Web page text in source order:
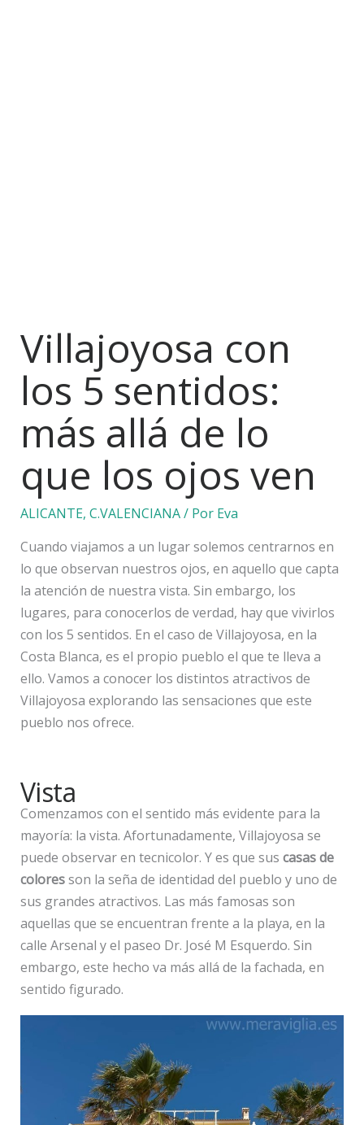
Villajoyosa con
los 5 sentidos:
más allá de lo
que los ojos ven
ALICANTE, C.VALENCIANA/ Por Eva
Cuando viajamos a un lugar solemos centrarnos en
lo que observan nuestros ojos, en aquello que capta
la atención de nuestra vista. Sin embargo, los
lugares, para conocerlos de verdad, hay que vivirlos
con los 5 sentidos. En el caso de Villajoyosa, en la
Costa Blanca, es el propio pueblo el que te lleva a
ello. Vamos a conocer los distintos atractivos de
Villajoyosa explorando las sensaciones que este
pueblo nos ofrece.
Vista
Comenzamos con el sentido más evidente para la
mayoría: la vista. Afortunadamente, Villajoyosa se
puede observar en tecnicolor. Y es que sus casas de
coloresson la seña de identidad del pueblo y uno de
sus grandes atractivos. Las más famosas son
aquellas que se encuentran frente a la playa, en la
calle Arsenal y el paseo Dr. José M Esquerdo. Sin
embargo, este hecho va más allá de la fachada, en
sentido figurado.